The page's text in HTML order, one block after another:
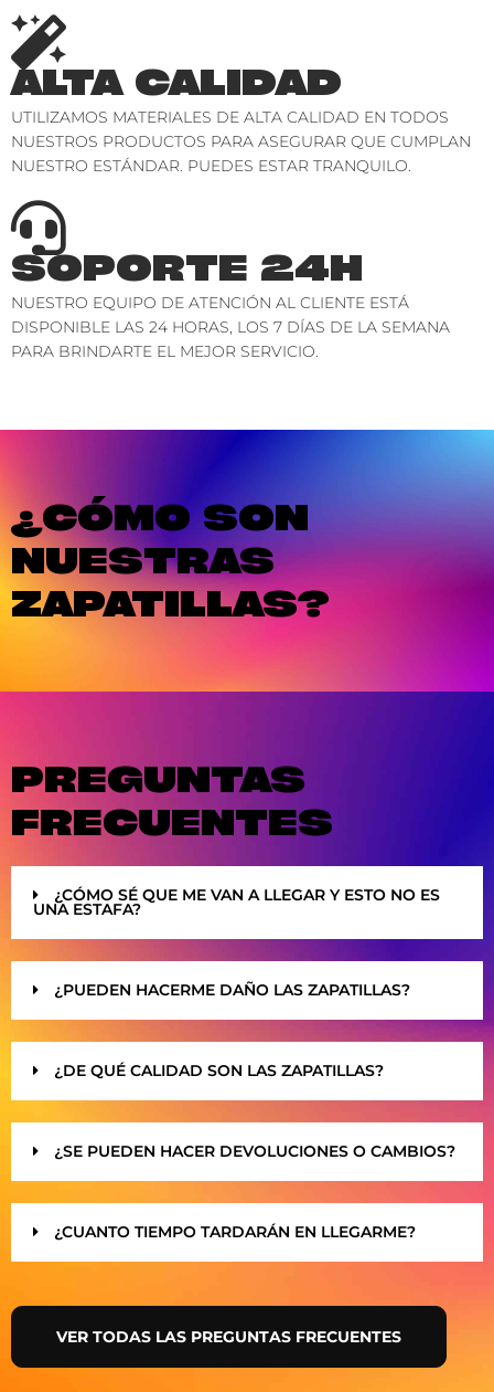
ALTA CALIDAD
UTILIZAMOS MATERIALES DE ALTA CALIDAD EN TODOS
NUESTROS PRODUCTOS PARA ASEGURAR QUE CUMPLAN
NUESTRO ESTÁNDAR. PUEDES ESTAR TRANQUILO.
SOPORTE 24H
NUESTRO EQUIPO DE ATENCIÓN AL CLIENTE ESTÁ
DISPONIBLE LAS 24 HORAS, LOS 7 DÍAS DE LA SEMANA
PARA BRINDARTE EL MEJOR SERVICIO.
¿CÓMO SON
NUESTRAS
ZAPATILLAS?
PREGUNTAS
FRECUENTES
¿CÓMO SÉ QUE ME VAN A LLEGAR Y ESTO NO ES
UNA ESTAFA?
¿PUEDEN HACERME DAÑO LAS ZAPATILLAS?
¿DE QUÉ CALIDAD SON LAS ZAPATILLAS?
¿SE PUEDEN HACER DEVOLUCIONES O CAMBIOS?
¿CUANTO TIEMPO TARDARÁN EN LLEGARME?
VER TODAS LAS PREGUNTAS FRECUENTES